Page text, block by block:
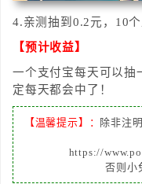
4.亲测抽到0.2元，10
【预计收益】
一个支付宝每天可以抽
定每天都会中了！
【温馨提示】：
除非注
https://
否则小